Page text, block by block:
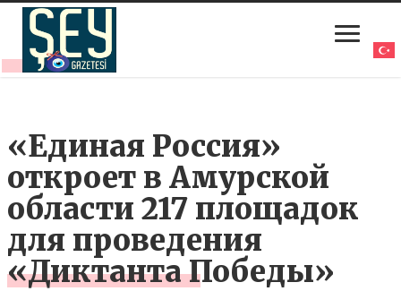
«Единая Россия»
откроет в Амурской
области 217 площадок
для проведения
«Диктанта Победы»